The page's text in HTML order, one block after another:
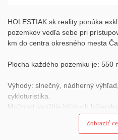
HOLESTIAK.sk reality ponúka
pozemkov vedľa sebe pri
km do centra okresného mesta
Plocha každého pozemku je: 550
Výhody: slnečný, nádherný
cykloturistika.
Možnosť využitia blízkych
Dostupnosť: Diaľnica D3,
Zobraziť